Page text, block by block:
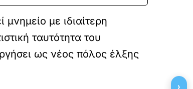
με ιδιαίτερη
ταυτότητα του
ως νέος πόλος έλξης
›